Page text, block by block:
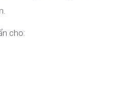
cho: